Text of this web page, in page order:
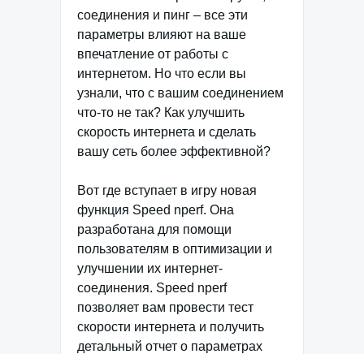
соединения и пинг – все эти
параметры влияют на ваше
впечатление от работы с
интернетом. Но что если вы
узнали, что с вашим соединением
что-то не так? Как улучшить
скорость интернета и сделать
вашу сеть более эффективной?
Вот где вступает в игру новая
функция Speed nperf. Она
разработана для помощи
пользователям в оптимизации и
улучшении их интернет-
соединения. Speed nperf
позволяет вам провести тест
скорости интернета и получить
детальный отчет о параметрах